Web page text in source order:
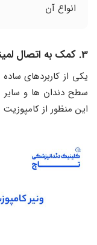
انواع آن
3. کمک به اتصال لمینت، براکت و …
یکی از کاربردهای
سطح دندان ها و سایر
این منظور از